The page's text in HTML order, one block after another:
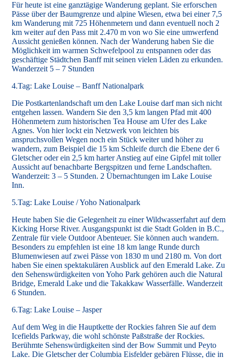
Für heute ist eine ganztägige Wanderung geplant. Sie erforschen
Pässe über der Baumgrenze und alpine Wiesen, etwa bei einer 7,5
km Wanderung mit 725 Höhenmetern und dann eventuell noch 2
km weiter auf den Pass mit 2.470 m von wo Sie eine umwerfend
Aussicht genießen können. Nach der Wanderung haben Sie die
Möglichkeit im warmen Schwefelpool zu entspannen oder das
geschäftige Städtchen Banff mit seinen vielen Läden zu erkunden.
Wanderzeit 5 – 7 Stunden
4.Tag: Lake Louise – Banff Nationalpark
Die Postkartenlandschaft um den Lake Louise darf man sich nicht
entgehen lassen. Wandern Sie den 3,5 km langen Pfad mit 400
Höhenmetern zum historischen Tea House am Ufer des Lake
Agnes. Von hier lockt ein Netzwerk von leichten bis
anspruchsvollen Wegen noch ein Stück weiter und höher zu
wandern, zum Beispiel die 15 km Schleife durch die Ebene der 6
Gletscher oder ein 2,5 km harter Anstieg auf eine Gipfel mit toller
Aussicht auf benachbarte Bergspitzen und ferne Landschaften.
Wanderzeit: 3 – 5 Stunden. 2 Übernachtungen im Lake Louise
Inn.
5.Tag: Lake Louise / Yoho Nationalpark
Heute haben Sie die Gelegenheit zu einer Wildwasserfahrt auf dem
Kicking Horse River. Ausgangspunkt ist die Stadt Golden in B.C.,
Zentrale für viele Outdoor Abenteuer. Sie können auch wandern.
Besonders zu empfehlen ist eine 18 km lange Runde durch
Blumenwiesen auf zwei Pässe von 1830 m und 2180 m. Von dort
haben Sie einen spektakulären Ausblick auf den Emerald Lake. Zu
den Sehenswürdigkeiten von Yoho Park gehören auch die Natural
Bridge, Emerald Lake und die Takakkaw Wasserfälle. Wanderzeit
6 Stunden.
6.Tag: Lake Louise – Jasper
Auf dem Weg in die Hauptkette der Rockies fahren Sie auf dem
Icefields Parkway, die wohl schönste Paßstraße der Rockies.
Berühmte Sehenswürdigkeiten sind der Bow Summit und Peyto
Lake. Die Gletscher der Columbia Eisfelder gebären Flüsse, die in